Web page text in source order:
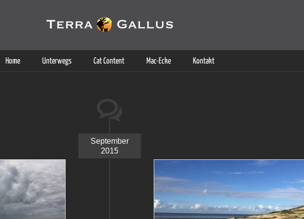
Home Unterwegs Cat Content Mac-Ecke Kontakt
September
2015
Dienste. Durch die Nutzung dieser Webseite erklären Sie sich damit einverstanden, dass
Weitere Informationen